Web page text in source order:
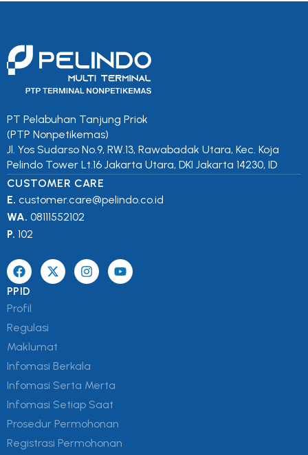
PT Pelabuhan Tanjung Priok
(PTP Nonpetikemas)
Jl. Yos Sudarso No.9, RW.13, Rawabadak Utara, Kec. Koja
Pelindo Tower Lt.16 Jakarta Utara, DKI Jakarta 14230, ID
CUSTOMER CARE
E. customer.care@pelindo.co.id
WA. 08111552102
P. 102
PPID
Profil
Regulasi
Maklumat
Infomasi Berkala
Infomasi Serta Merta
Infomasi Setiap Saat
Prosedur Permohonan
Registrasi Permohonan